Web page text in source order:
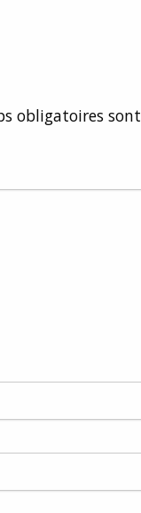
obligatoires sont